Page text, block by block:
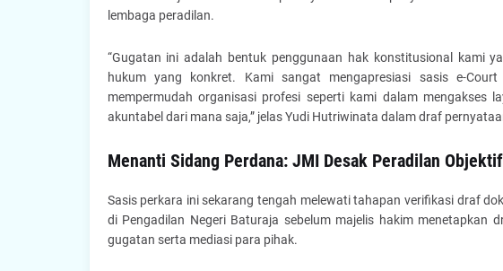
lembaga peradilan.
“Gugatan ini adalah bentuk penggunaan hak konstitusional kami
hukum yang konkret. Kami sangat mengapresiasi sasis e-
mempermudah organisasi profesi seperti kami dalam mengakses
akuntabel dari mana saja,” jelas Yudi Hutriwinata dalam draf
Menanti Sidang Perdana: JMI Desak Peradilan
Sasis perkara ini sekarang tengah melewati tahapan verifikasi draf
di Pengadilan Negeri Baturaja sebelum majelis hakim menetapkan
gugatan serta mediasi para pihak.